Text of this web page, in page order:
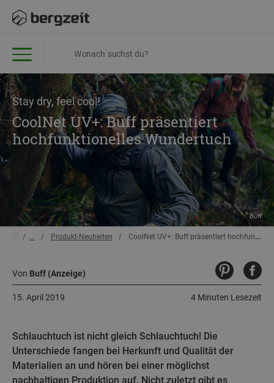
Stay dry, feel cool!
CoolNet UV+: Buff präsentiert
hochfunktionelles Wundertuch
Buff
... Produkt-Neuheiten CoolNet UV+: Buff präsentiert hochfunktionelles Wundertuch
Von Buff (Anzeige)
4 Minuten Lesezeit
15. April 2019
Schlauchtuch ist nicht gleich Schlauchtuch! Die
Unterschiede fangen bei Herkunft und Qualität der
Materialien an und hören bei einer möglichst
nachhaltigen Produktion auf. Nicht zuletzt gibt es